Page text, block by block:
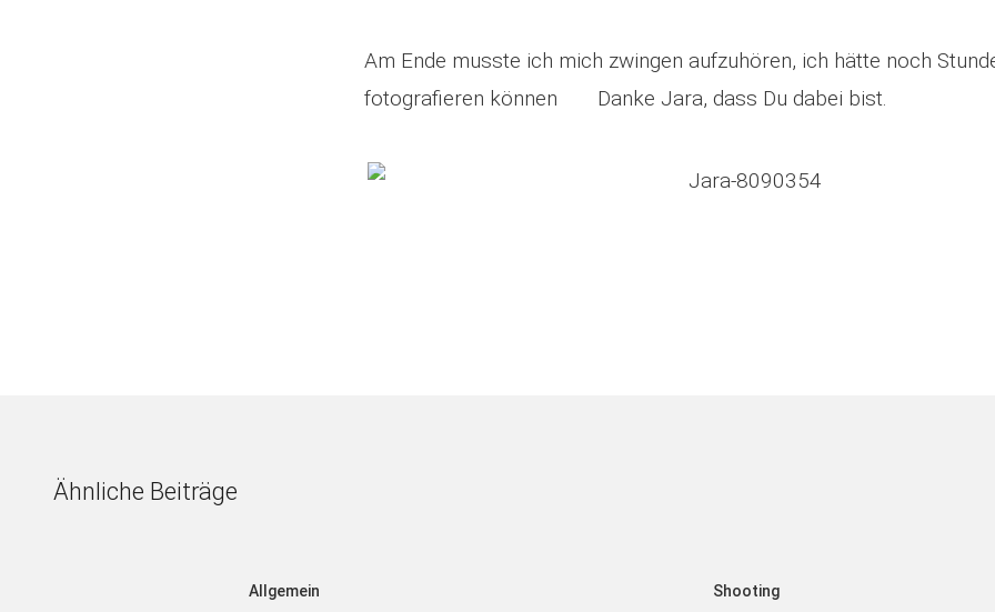
Am Ende musste ich mich zwingen aufzuhören, ich hätte noch
fotografieren können
Danke Jara, dass Du dabei bist.
Ähnliche Beiträge
Allgemein
Shooting